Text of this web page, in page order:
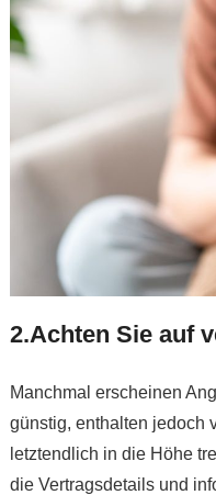
2.Achten Sie auf
Manchmal erscheinen
günstig, enthalten jedoch
letztendlich in die Höhe
die Vertragsdetails und